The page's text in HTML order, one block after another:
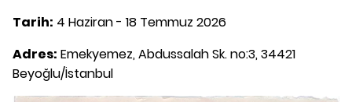
Tarih: 4 Haziran - 18 Temmuz 2026
Adres: Emekyemez, Abdussalah Sk. no:3, 34421
Beyoğlu/İstanbul